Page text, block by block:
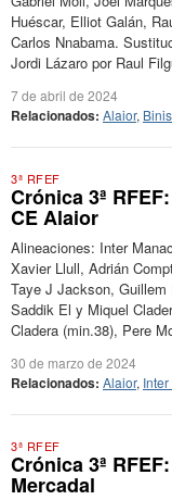
Huéscar, Elliot Galán,
Carlos Nnabama.
Jordi Lázaro por Raul
7 de abril de 2024
Relacionados: Alaior,
3ª RFEF
Crónica 3ª
CE Alaior
Alineaciones: Inter
Xavier Llull, Adrián
Taye J Jackson, Guillem
Saddik El y Miquel
Cladera (min.38), Pere
30 de marzo de 2024
Relacionados: Alaior,
3ª RFEF
Crónica 3ª
Mercadal